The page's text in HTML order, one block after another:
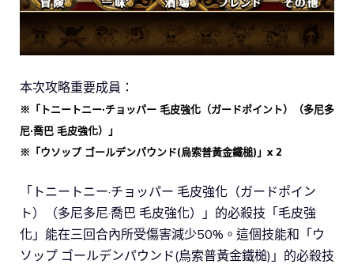
本次攻略重要成員：
※「トニートニー·チョッパー 毛皮強化（ガードポイント）（多尼多
尼·喬巴 毛皮強化）」
※「ウソップ ゴールデンパウンド(烏索普黃金鐵槌)」x 2
「トニートニー·チョッパー 毛皮強化（ガードポイン
ト）（多尼多尼·喬巴 毛皮強化）」的必殺技「毛皮強
化」能在三回合內所受傷害減少50%。這個技能和「ウ
ソップ ゴールデンパウンド(烏索普黃金鐵槌)」的必殺技